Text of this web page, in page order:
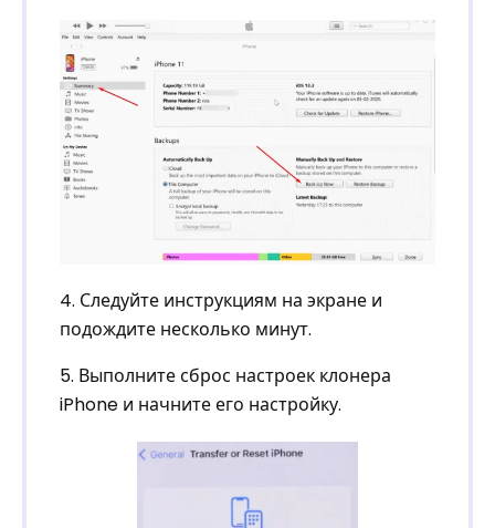
4. Следуйте инструкциям на экране и
подождите несколько минут.
5. Выполните сброс настроек клонера
iPhone и начните его настройку.